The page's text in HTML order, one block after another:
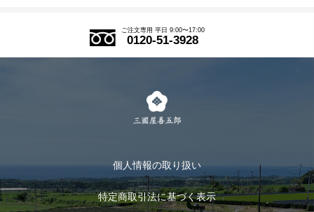
式部の香りシリーズ
お茶のギフト
おすすめのお茶
ログイン
ご注文専用 平日 9:00〜17:00
0120-51-3928
個人情報の取り扱い
特定商取引法に基づく表示